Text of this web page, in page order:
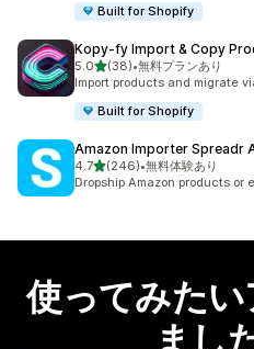
Built for Shopify
Kopy‑fy Import & Copy
5.05つ星中
(38)
合計レビュー数：38件
•無料プランあり
Import products and migrate
Built for Shopify
Amazon Importer Spreadr
4.75つ星中
(246)
合計レビュー数：246件
•無料体験あり
Dropship Amazon products or
使ってみた
まし